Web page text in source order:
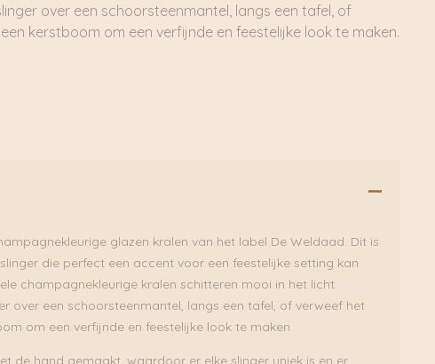
over een schoorsteenmantel, langs een tafel, of
kerstboom om een verfijnde en feestelijke look te maken.
glazen kralen van het label De Weldaad. Dit is
die perfect een accent voor een feestelijke setting kan
champagnekleurige kralen schitteren mooi in het licht.
over een schoorsteenmantel, langs een tafel, of verweef het
om een verfijnde en feestelijke look te maken.
de hand gemaakt, waardoor er elke slinger uniek is en er